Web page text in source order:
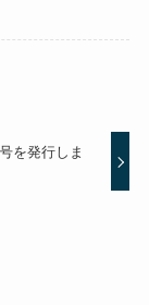
を発行しま